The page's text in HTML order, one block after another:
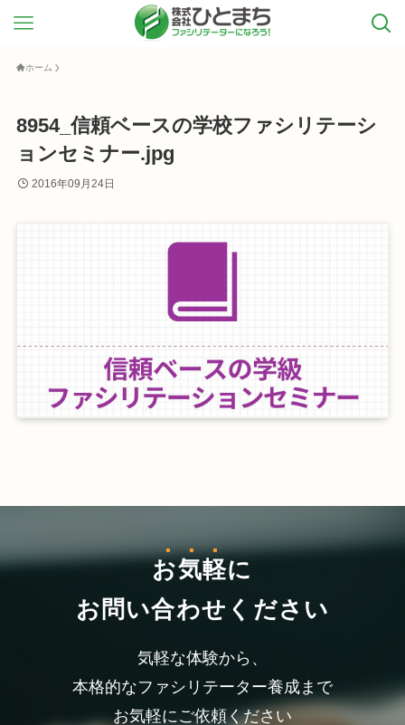
ホーム
8954_信頼ベースの学校ファシリテーシ
ョンセミナー.jpg
2016年09月24日
お気軽に
お問い合わせください
気軽な体験から、
本格的なファシリテーター養成まで
お気軽にご依頼ください